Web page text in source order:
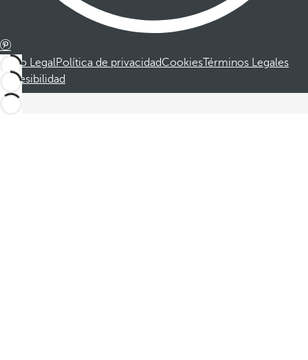
Aviso LegalPolítica de privacidadCookiesTérminos Legales
Accesibilidad